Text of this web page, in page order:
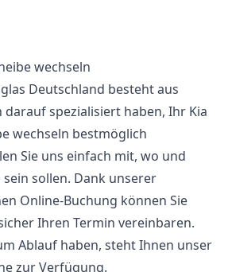
wechseln
Deutschland besteht aus
darauf spezialisiert haben, Ihr Kia
wechseln bestmöglich
Sie uns einfach mit, wo und
sollen. Dank unserer
Online-Buchung können Sie
Ihren Termin vereinbaren.
Ablauf haben, steht Ihnen unser
zur Verfügung.